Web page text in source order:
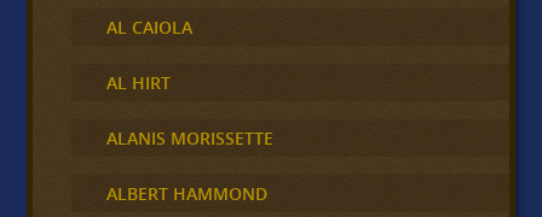
AL CAIOLA
AL HIRT
ALANIS MORISSETTE
ALBERT HAMMOND